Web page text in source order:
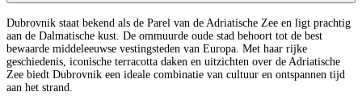
Dubrovnik staat bekend als de Parel van de Adriatische Zee en ligt prachtig
aan de Dalmatische kust. De ommuurde oude stad behoort tot de best
bewaarde middeleeuwse vestingsteden van Europa. Met haar rijke
geschiedenis, iconische terracotta daken en uitzichten over de Adriatische
Zee biedt Dubrovnik een ideale combinatie van cultuur en ontspannen tijd
aan het strand.